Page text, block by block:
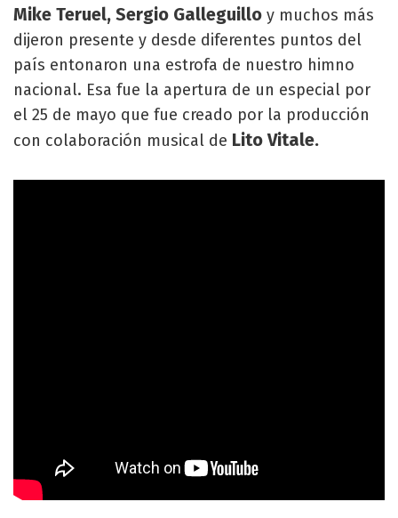
Mike Teruel, Sergio Galleguillo y muchos más
dijeron presente y desde diferentes puntos del
país entonaron una estrofa de nuestro himno
nacional. Esa fue la apertura de un especial por
el 25 de mayo que fue creado por la producción
con colaboración musical de Lito Vitale.